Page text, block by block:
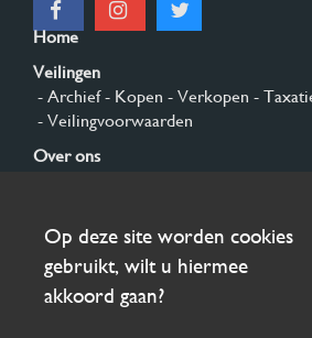
Home
Veilingen
- Archief- Kopen - Verkopen -
- Veilingvoorwaarden
Over ons
Aanmelden
Op deze site worden cookies
gebruikt, wilt u hiermee
akkoord gaan?